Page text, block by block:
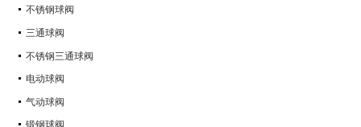
不锈钢球阀
三通球阀
不锈钢三通球阀
电动球阀
气动球阀